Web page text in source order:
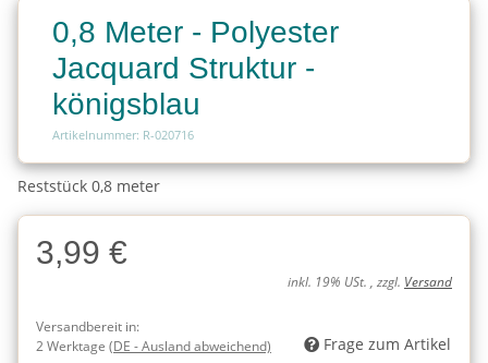
0,8 Meter - Polyester
Jacquard Struktur -
königsblau
Artikelnummer: R-020716
Reststück 0,8 meter
3,99 €
inkl. 19% USt. , zzgl. Versand
Versandbereit in:
2 Werktage (DE - Ausland abweichend) Frage zum Artikel